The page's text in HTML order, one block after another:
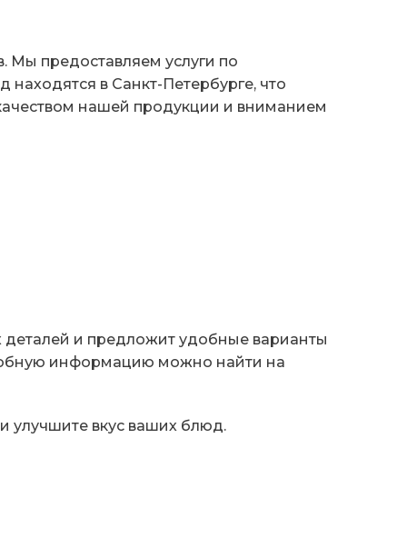
Мы предоставляем услуги по
в Санкт-Петербурге, что
нашей продукции и вниманием
и предложит удобные варианты
информацию можно найти на
улучшите вкус ваших блюд.